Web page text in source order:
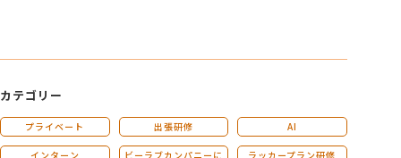
カテゴリー
プライベート 出張研修 AI
インターン ビーラブカンパニーに ラッカープラン研修